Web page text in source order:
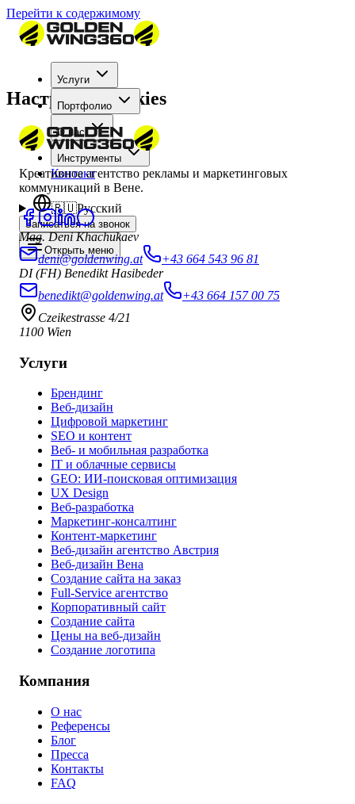
Перейти к содержимому
Услуги
Портфолио
О нас
Инструменты
Контакт
🇷🇺Русский
Записаться на звонок
Открыть меню
Настройки cookies
Креативное агентство рекламы и маркетинговых
коммуникаций в Вене.
Mag. Deni Khachukaev
deni@goldenwing.at
+43 664 543 96 81
DI (FH) Benedikt Hasibeder
benedikt@goldenwing.at
+43 664 157 00 75
Czeikestrasse 4/21
1100 Wien
Услуги
Брендинг
Веб-дизайн
Цифровой маркетинг
SEO и контент
Веб- и мобильная разработка
IT и облачные сервисы
GEO: ИИ-поисковая оптимизация
UX Design
Веб-разработка
Маркетинг-консалтинг
Контент-маркетинг
Веб-дизайн агентство Австрия
Веб-дизайн Вена
Создание сайта на заказ
Full-Service агентство
Корпоративный сайт
Создание сайта
Цены на веб-дизайн
Создание логотипа
Компания
О нас
Референсы
Блог
Пресса
Контакты
FAQ